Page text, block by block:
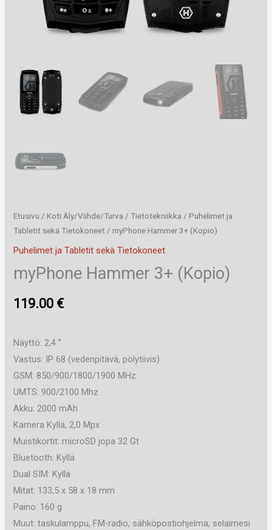
Etusivu / Koti Äly/Viihde/Turva /Tietotekniikka / Puhelimet ja
Tabletit sekä Tietokoneet / myPhone Hammer 3+ (Kopio)
Puhelimet ja Tabletit sekä Tietokoneet
myPhone Hammer 3+ (Kopio)
119.00 €
Näyttö: 2,4 ”
Vastus: IP 68 (vedenpitävä, pölytiivis)
GSM: 850/900/1800/1900 MHz
UMTS: 900/2100 Mhz
Akku: 2000 mAh
Kamera Kyllä, 2,0 Mpx
Muistikortit: microSD jopa 32 Gt
Bluetooth: Kyllä
Dual SIM: Kyllä
Mitat: 133,5 x 58 x 18 mm
Paino: 160 g
Muut: taskulamppu, FM-radio, sähköpostiohjelma, selaimesi